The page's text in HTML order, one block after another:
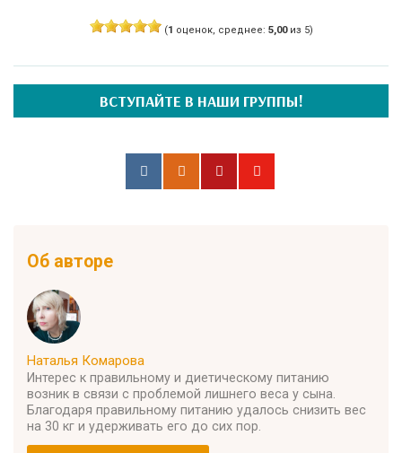
(1 оценок, среднее: 5,00из 5)
ВСТУПАЙТЕ В НАШИ ГРУППЫ!
Об авторе
Наталья Комарова
Интерес к правильному и диетическому питанию
возник в связи с проблемой лишнего веса у сына.
Благодаря правильному питанию удалось снизить вес
на 30 кг и удерживать его до сих пор.